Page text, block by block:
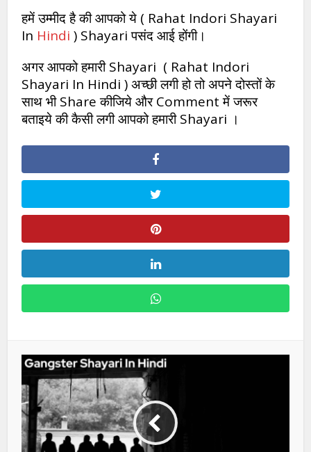
हमें उम्मीद है की आपको ये ( Rahat Indori Shayari
In Hindi ) Shayari पसंद आई होंगी।
अगर आपको हमारी Shayari ( Rahat Indori
Shayari In Hindi ) अच्छी लगी हो तो अपने दोस्तों के
साथ भी Share कीजिये और Comment में जरूर
बताइये की कैसी लगी आपको हमारी Shayari ।